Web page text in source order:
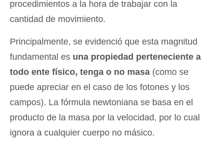
procedimientos a la hora de trabajar con la
cantidad de movimiento.
Principalmente, se evidenció que esta magnitud
fundamental es una propiedad perteneciente a
todo ente físico, tenga o no masa (como se
puede apreciar en el caso de los fotones y los
campos). La fórmula newtoniana se basa en el
producto de la masa por la velocidad, por lo cual
ignora a cualquier cuerpo no másico.